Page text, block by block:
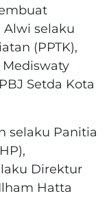
selaku
(PPTK),
Setda Kota
selaku Panitia
Direktur
Hatta